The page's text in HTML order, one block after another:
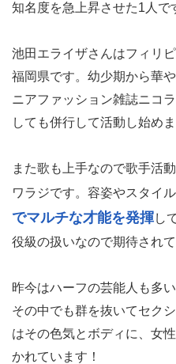
知名度を急上昇させた1人で
池田エライザさんはフィリ
福岡県です。幼少期から華
ニアファッション雑誌ニコ
しても併行して活動し始めま
また歌も上手なので歌手活
ワラジです。容姿やスタイル
でマルチな才能を発揮し
役級の扱いなので期待されて
昨今はハーフの芸能人も多
その中でも群を抜いてセク
はその色気とボディに、女
かれています！